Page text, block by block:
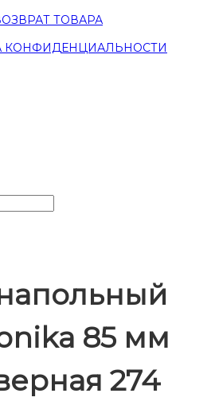
ТОВАРА
КОНФИДЕНЦИАЛЬНОСТИ
85 мм
274